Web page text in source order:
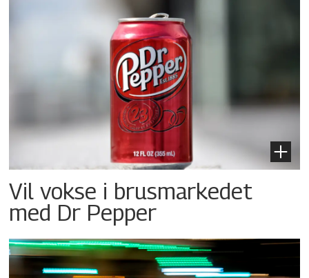
Vil vokse i brusmarkedet
med Dr Pepper